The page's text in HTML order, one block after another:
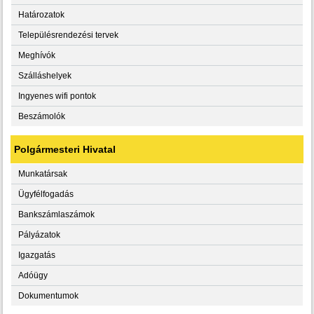
Határozatok
Településrendezési tervek
Meghívók
Szálláshelyek
Ingyenes wifi pontok
Beszámolók
Polgármesteri Hivatal
Munkatársak
Ügyfélfogadás
Bankszámlaszámok
Pályázatok
Igazgatás
Adóügy
Dokumentumok